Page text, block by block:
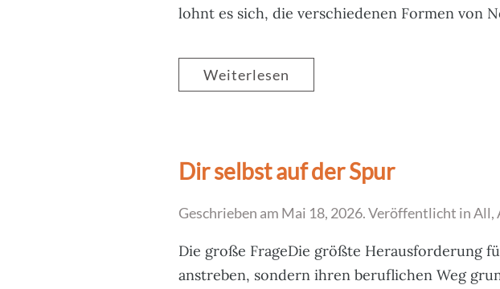
lohnt es sich, die verschiedenen Formen von
Weiterlesen
Dir selbst auf der Spur
Geschrieben am Mai 18, 2026. Veröffentlicht inAll,
Die große FrageDie größte Herausforderung
anstreben, sondern ihren beruflichen Weg